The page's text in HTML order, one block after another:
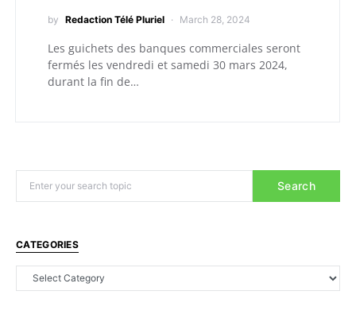
by Redaction Télé Pluriel March 28, 2024
Les guichets des banques commerciales seront
fermés les vendredi et samedi 30 mars 2024,
durant la fin de…
Search
CATEGORIES